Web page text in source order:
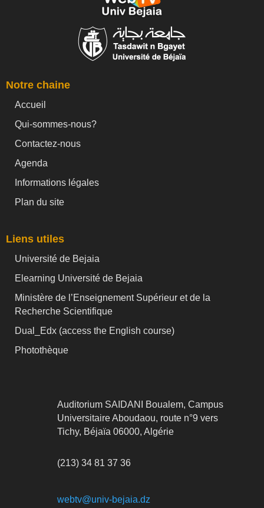
Notre chaine
Accueil
Qui-sommes-nous?
Contactez-nous
Agenda
Informations légales
Plan du site
Liens utiles
Université de Bejaia
Elearning Université de Bejaia
Ministère de l’Enseignement Supérieur et de la
Recherche Scientifique
Dual_Edx (access the English course)
Photothèque
Auditorium SAIDANI Boualem, Campus
Universitaire Aboudaou, route n°9 vers
Tichy, Béjaïa 06000, Algérie
(213) 34 81 37 36
webtv@univ-bejaia.dz